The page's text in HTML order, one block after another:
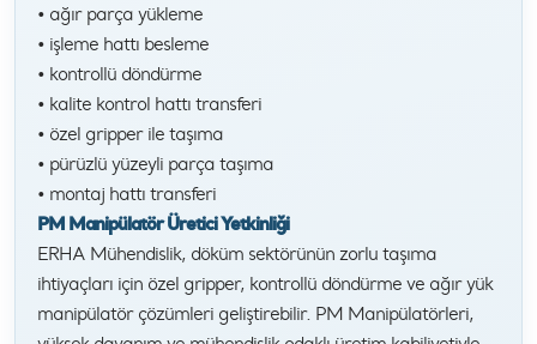
• ağır parça yükleme
• işleme hattı besleme
• kontrollü döndürme
• kalite kontrol hattı transferi
• özel gripper ile taşıma
• pürüzlü yüzeyli parça taşıma
• montaj hattı transferi
PM Manipülatör Üretici Yetkinliği
ERHA Mühendislik, döküm sektörünün zorlu taşıma
ihtiyaçları için özel gripper, kontrollü döndürme ve ağır yük
manipülatör çözümleri geliştirebilir. PM Manipülatörleri,